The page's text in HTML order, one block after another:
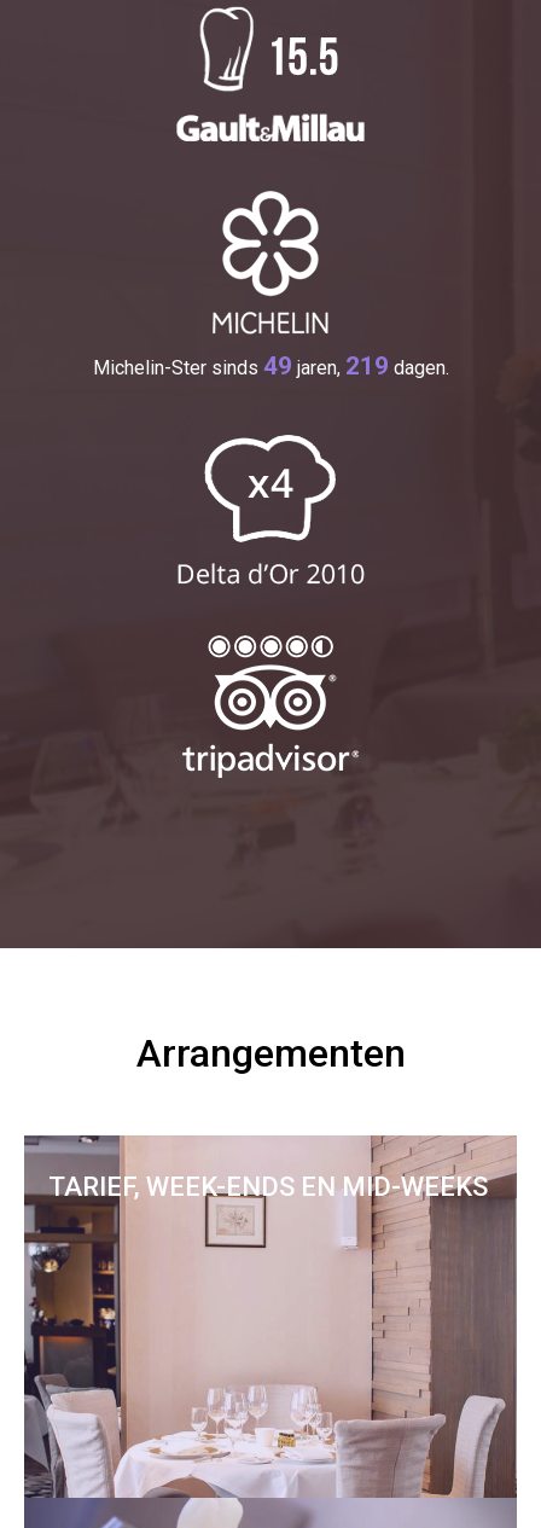
Michelin-Ster sinds 49 jaren, 219 dagen.
Arrangementen
TARIEF, WEEK-ENDS EN MID-WEEKS